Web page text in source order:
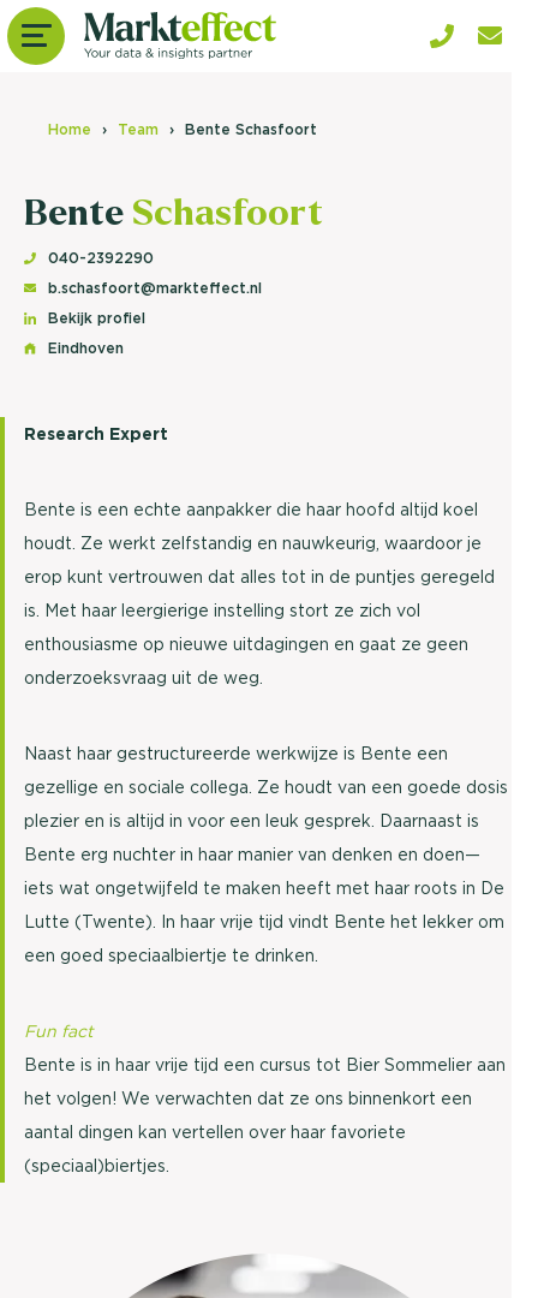
Home Team Bente Schasfoort
Bente Schasfoort
040-2392290
b.schasfoort@markteffect.nl
Bekijk profiel
Eindhoven
Research Expert
Bente is een echte aanpakker die haar hoofd altijd koel
houdt. Ze werkt zelfstandig en nauwkeurig, waardoor je
erop kunt vertrouwen dat alles tot in de puntjes geregeld
is. Met haar leergierige instelling stort ze zich vol
enthousiasme op nieuwe uitdagingen en gaat ze geen
onderzoeksvraag uit de weg.
Naast haar gestructureerde werkwijze is Bente een
gezellige en sociale collega. Ze houdt van een goede dosis
plezier en is altijd in voor een leuk gesprek. Daarnaast is
Bente erg nuchter in haar manier van denken en doen—
iets wat ongetwijfeld te maken heeft met haar roots in De
Lutte (Twente). In haar vrije tijd vindt Bente het lekker om
een goed speciaalbiertje te drinken.
Fun fact
Bente is in haar vrije tijd een cursus tot Bier Sommelier aan
het volgen! We verwachten dat ze ons binnenkort een
aantal dingen kan vertellen over haar favoriete
(speciaal)biertjes.